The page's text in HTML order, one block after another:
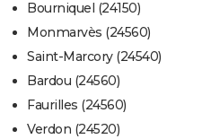
Bourniquel (24150)
Monmarvès (24560)
Saint-Marcory (24540)
Bardou (24560)
Faurilles (24560)
Verdon (24520)